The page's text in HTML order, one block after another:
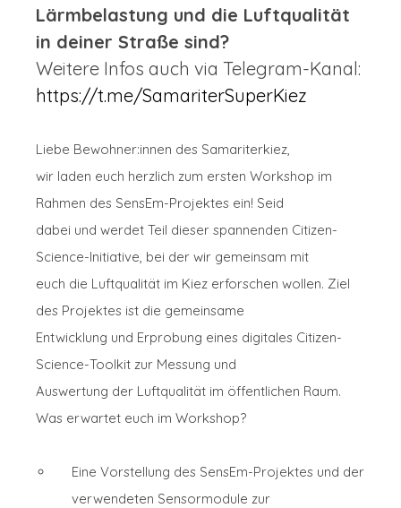
Lärmbelastung und die Luftqualität
in deiner Straße sind?
Weitere Infos auch via Telegram-Kanal:
https://t.me/SamariterSuperKiez
Liebe Bewohner:innen des Samariterkiez,
wir laden euch herzlich zum ersten Workshop im
Rahmen des SensEm-Projektes ein! Seid
dabei und werdet Teil dieser spannenden Citizen-
Science-Initiative, bei der wir gemeinsam mit
euch die Luftqualität im Kiez erforschen wollen. Ziel
des Projektes ist die gemeinsame
Entwicklung und Erprobung eines digitales Citizen-
Science-Toolkit zur Messung und
Auswertung der Luftqualität im öffentlichen Raum.
Was erwartet euch im Workshop?
Eine Vorstellung des SensEm-Projektes und der
verwendeten Sensormodule zur